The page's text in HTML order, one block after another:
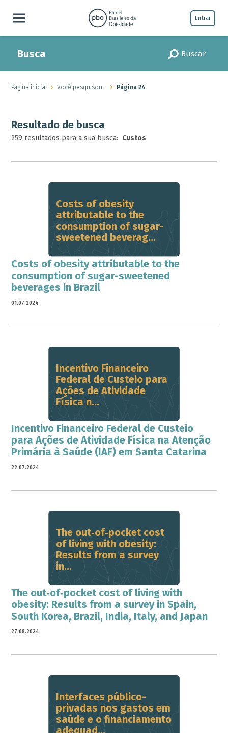
Entrar
Busca Buscar
Pagina inicial Você pesquisou… Página 24
Resultado de busca
259 resultados para a sua busca: Custos
Costs of obesity
attributable to the
consumption of sugar-
sweetened beverag...
Costs of obesity attributable to the
consumption of sugar-sweetened
beverages in Brazil
01.07.2024
Incentivo Financeiro
Federal de Custeio para
Ações de Atividade
Física n...
Incentivo Financeiro Federal de Custeio
para Ações de Atividade Física na Atenção
Primária à Saúde (IAF) em Santa Catarina
22.07.2024
The out‐of‐pocket cost
of living with obesity:
Results from a survey
in...
The out‐of‐pocket cost of living with
obesity: Results from a survey in Spain,
South Korea, Brazil, India, Italy, and Japan
27.08.2024
Interfaces público-
privadas nos gastos em
saúde e o financiamento
adequad...